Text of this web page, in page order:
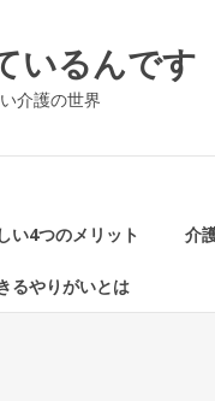
いるんです
介護の世界
い4つのメリット 介
るやりがいとは